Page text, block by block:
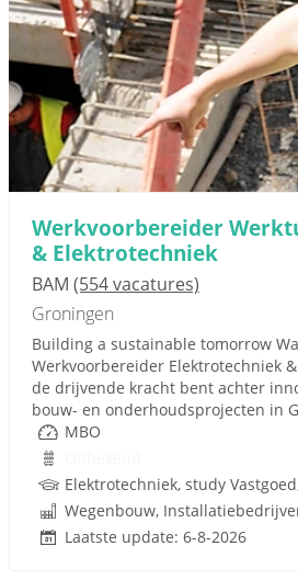
Werkvoorbereider
& Elektrotechniek
BAM (554 vacatures)
Groningen
Building a sustainable tomorrow
Werkvoorbereider Elektrotechniek
de drijvende kracht bent achter
bouw- en onderhoudsprojecten in
MBO
Laatste update: 6-8-2026